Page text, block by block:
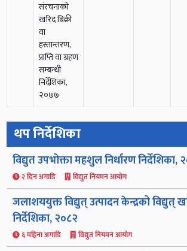
संरचनाको
खरिद बिक्री
वा
हस्तान्तरण,
प्राप्ति वा ग्रहण
सम्बन्धी
निर्देशिका,
२०७७
थप निर्देशिका
विद्युत उपभोक्ता महशुल निर्धारण निर्देशिका,
२ दिन अगाडि विद्युत नियमन आयोग
जलाशययुक्त विद्युत् उत्पादन केन्द्रको विद्युत्
निर्देशिका, २०८२
६ महिना अगाडि विद्युत नियमन आयोग